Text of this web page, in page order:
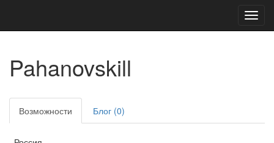
Pahanovskill
Возможности Блог (0)